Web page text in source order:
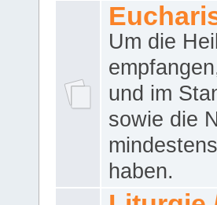
Um die
und im
sowie die
haben.